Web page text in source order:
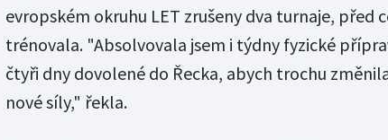
evropském okruhu LET zrušeny dva turnaje, před
trénovala. "Absolvovala jsem i týdny fyzické
čtyři dny dovolené do Řecka, abych trochu
nové síly," řekla.